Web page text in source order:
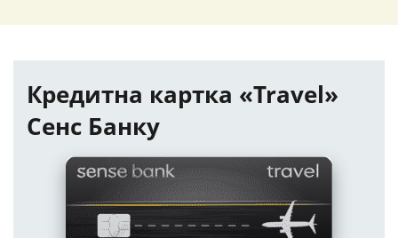
Кредитна картка «Travel»
Сенс Банку